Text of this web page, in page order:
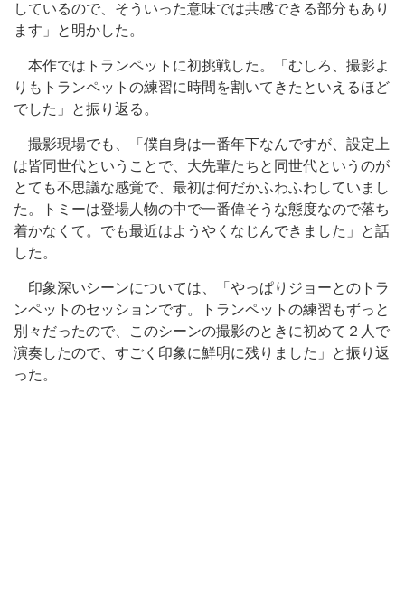
しているので、そういった意味では共感できる部分もあり
ます」と明かした。
本作ではトランペットに初挑戦した。「むしろ、撮影よ
りもトランペットの練習に時間を割いてきたといえるほど
でした」と振り返る。
撮影現場でも、「僕自身は一番年下なんですが、設定上
は皆同世代ということで、大先輩たちと同世代というのが
とても不思議な感覚で、最初は何だかふわふわしていまし
た。トミーは登場人物の中で一番偉そうな態度なので落ち
着かなくて。でも最近はようやくなじんできました」と話
した。
印象深いシーンについては、「やっぱりジョーとのトラ
ンペットのセッションです。トランペットの練習もずっと
別々だったので、このシーンの撮影のときに初めて２人で
演奏したので、すごく印象に鮮明に残りました」と振り返
った。